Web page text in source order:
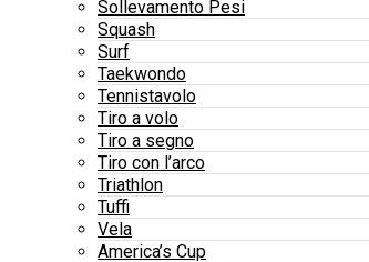
Sollevamento Pesi
Squash
Surf
Taekwondo
Tennistavolo
Tiro a volo
Tiro a segno
Tiro con l’arco
Triathlon
Tuffi
Vela
America’s Cup